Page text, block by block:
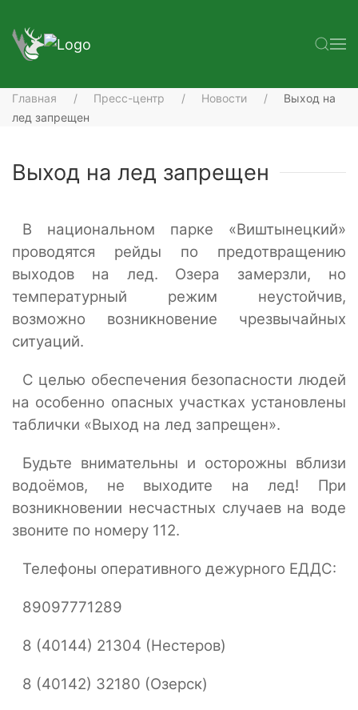
Главная Пресс-центр Новости
Выход на
лед запрещен
Выход на лед запрещен
В национальном парке «Виштынецкий»
проводятся рейды по предотвращению
выходов на лед. Озера замерзли, но
температурный режим неустойчив,
возможно возникновение чрезвычайных
ситуаций.
С целью обеспечения безопасности людей
на особенно опасных участках установлены
таблички «Выход на лед запрещен».
Будьте внимательны и осторожны вблизи
водоёмов, не выходите на лед! При
возникновении несчастных случаев на воде
звоните по номеру 112.
Телефоны оперативного дежурного ЕДДС:
89097771289
8 (40144) 21304 (Нестеров)
8 (40142) 32180 (Озерск)